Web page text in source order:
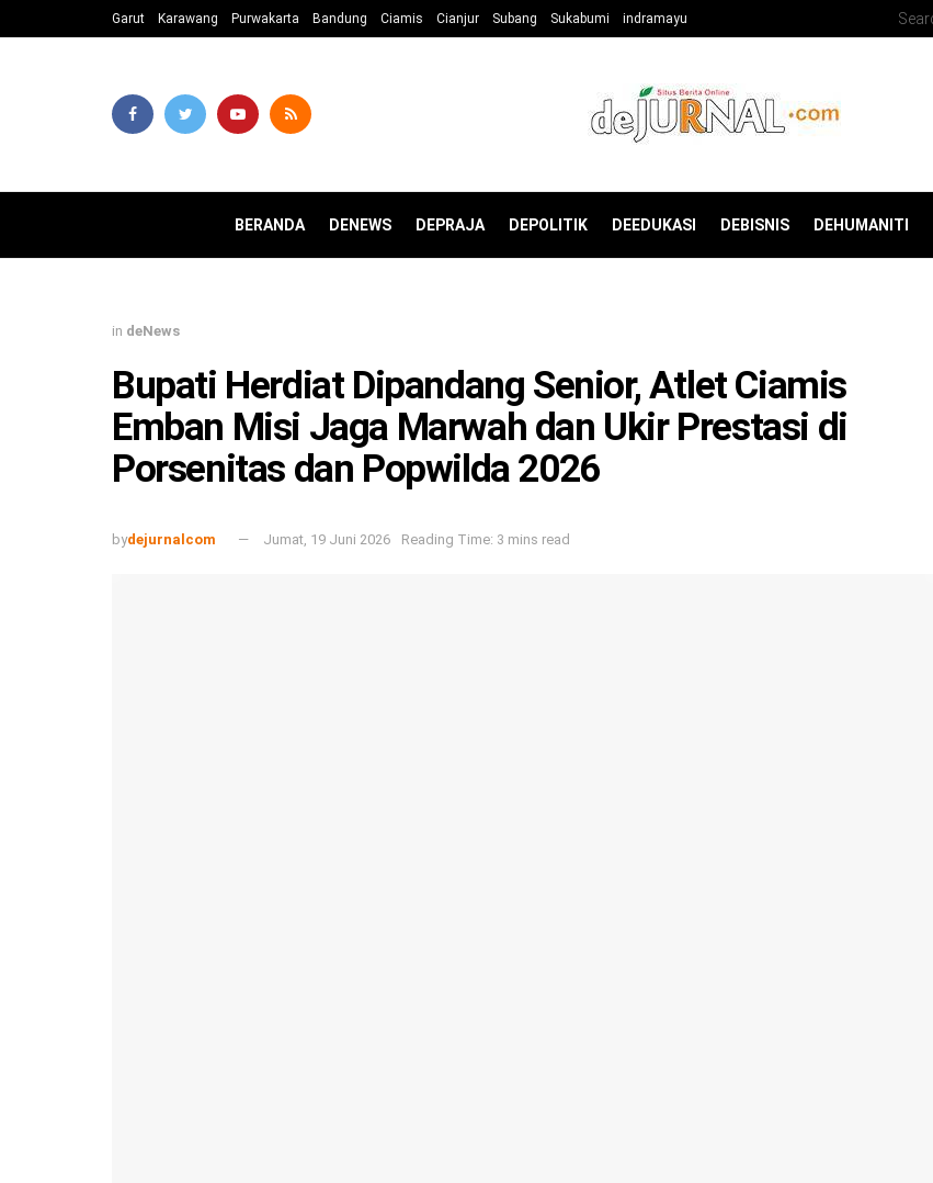
Garut Karawang Purwakarta Bandung Ciamis Cianjur Subang Sukabumi indramayu
BERANDA DENEWS DEPRAJA DEPOLITIK DEEDUKASI DEBISNIS DEHUMANITI
in deNews
Bupati Herdiat Dipandang Senior, Atlet Ciamis
Emban Misi Jaga Marwah dan Ukir Prestasi di
Porsenitas dan Popwilda 2026
bydejurnalcom Jumat, 19 Juni 2026 Reading Time: 3 mins read